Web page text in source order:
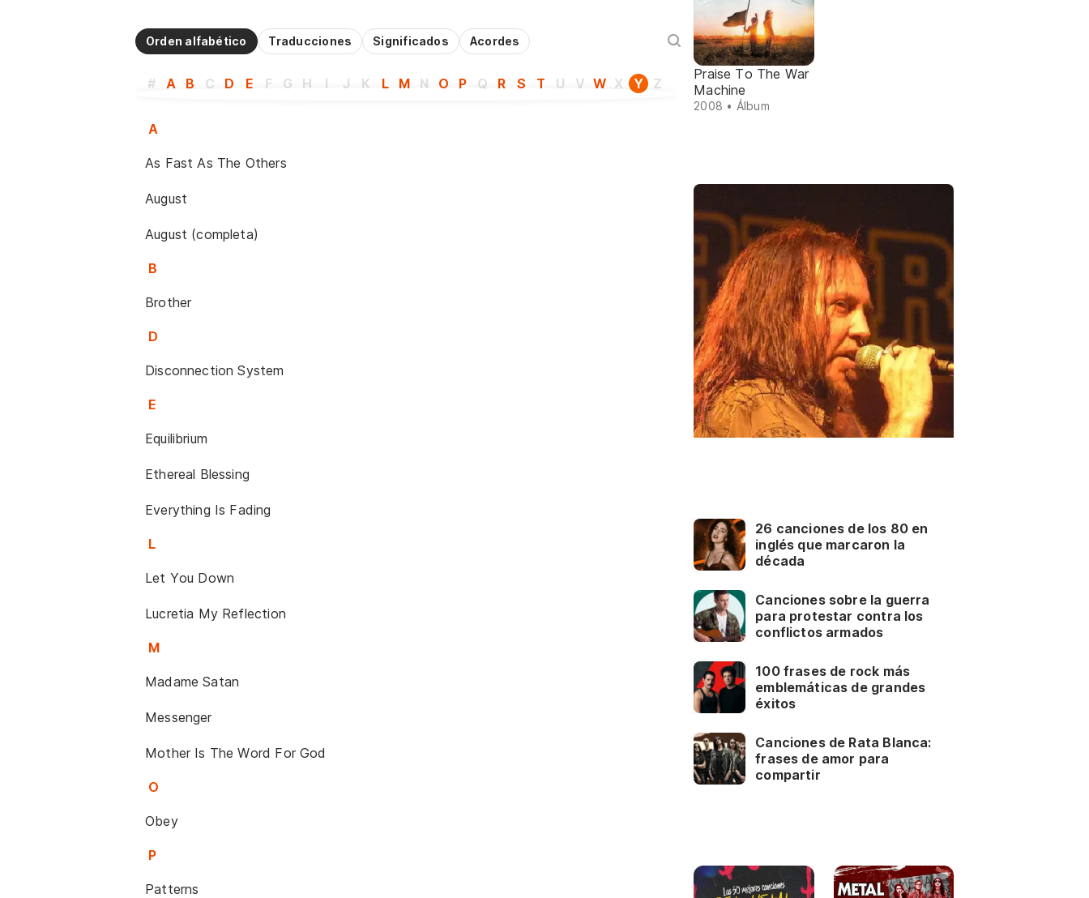
Orden alfabético Traducciones Significados Acordes
# A B C D E F G H I J K L M N O P Q R S T U V W X Y Z
A
As Fast As The Others
August
August (completa)
B
Brother
D
Disconnection System
E
Equilibrium
Ethereal Blessing
Everything Is Fading
L
Let You Down
Lucretia My Reflection
M
Madame Satan
Messenger
Mother Is The Word For God
O
Obey
P
Patterns
Praise To The War
Machine
2008 • Álbum
26 canciones de los 80 en
inglés que marcaron la
década
Canciones sobre la guerra
para protestar contra los
conflictos armados
100 frases de rock más
emblemáticas de grandes
éxitos
Canciones de Rata Blanca:
frases de amor para
compartir